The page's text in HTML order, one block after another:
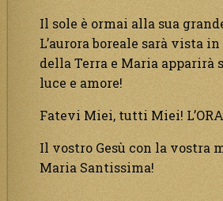
Il sole è ormai alla sua
L’aurora boreale sarà vista
della Terra e Maria apparirà
luce e amore!
Fatevi Miei, tutti Miei!
Il vostro Gesù con la vostra
Maria Santissima!